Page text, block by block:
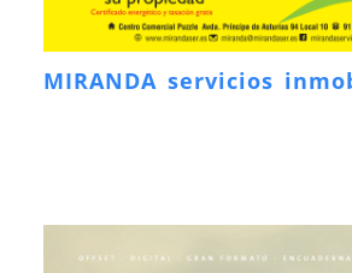
MIRANDA servicios